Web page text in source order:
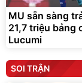
MU sẵn sàng
21,7 triệu bảng
Lucumi
SOI TRẬN